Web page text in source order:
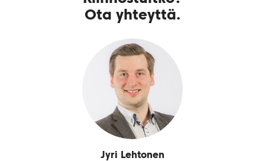
Ota yhteyttä.
Jyri Lehtonen